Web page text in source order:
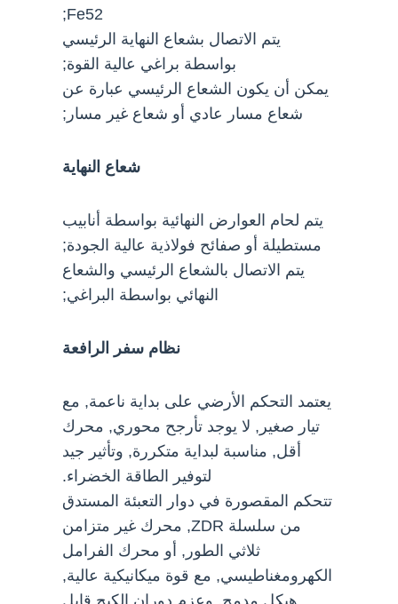
Fe52;
يتم الاتصال بشعاع النهاية الرئيسي
بواسطة براغي عالية القوة;
يمكن أن يكون الشعاع الرئيسي عبارة عن
شعاع مسار عادي أو شعاع غير مسار;
شعاع النهاية
يتم لحام العوارض النهائية بواسطة أنابيب
مستطيلة أو صفائح فولاذية عالية الجودة;
يتم الاتصال بالشعاع الرئيسي والشعاع
النهائي بواسطة البراغي;
نظام سفر الرافعة
يعتمد التحكم الأرضي على بداية ناعمة, مع
تيار صغير, لا يوجد تأرجح محوري, محرك
أقل, مناسبة لبداية متكررة, وتأثير جيد
لتوفير الطاقة الخضراء.
تتحكم المقصورة في دوار التعبئة المستدق
من سلسلة ZDR, محرك غير متزامن
ثلاثي الطور, أو محرك الفرامل
الكهرومغناطيسي, مع قوة ميكانيكية عالية,
هيكل مدمج, وعزم دوران الكبح قابل